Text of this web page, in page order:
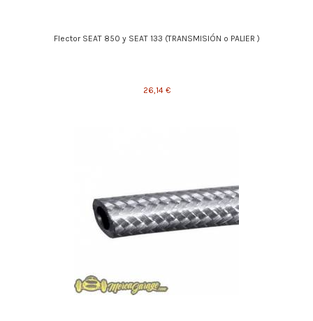
Flector SEAT 850 y SEAT 133 (TRANSMISIÓN o PALIER )
26,14 €